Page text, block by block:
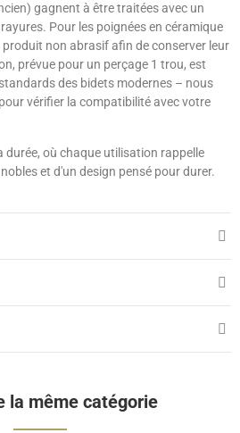
gagnent à être traitées avec un
Pour les poignées en céramique
non abrasif afin de conserver leur
prévue pour un perçage 1 trou, est
des bidets modernes – nous
vérifier la compatibilité avec votre
durée, où chaque utilisation rappelle
et d'un design pensé pour durer.
la même catégorie